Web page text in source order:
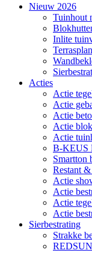
Nieuw 2026
Tuinhout
Inlite
Acties
Actie
Actie
Actie
Actie
Actie
B-KEUS
Smartton
Restant
Actie
Actie
Actie
Actie
Sierbestrating
Strakke